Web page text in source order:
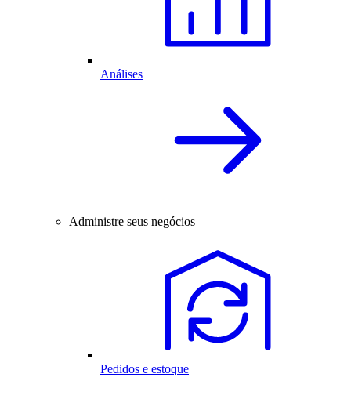
Análises
Administre seus negócios
Pedidos e estoque